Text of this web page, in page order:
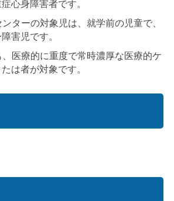
心身障害者です。
ターの対象児は、就学前の児童で、
害児です。
医療的に重度で常時濃厚な医療的ケ
は者が対象です。